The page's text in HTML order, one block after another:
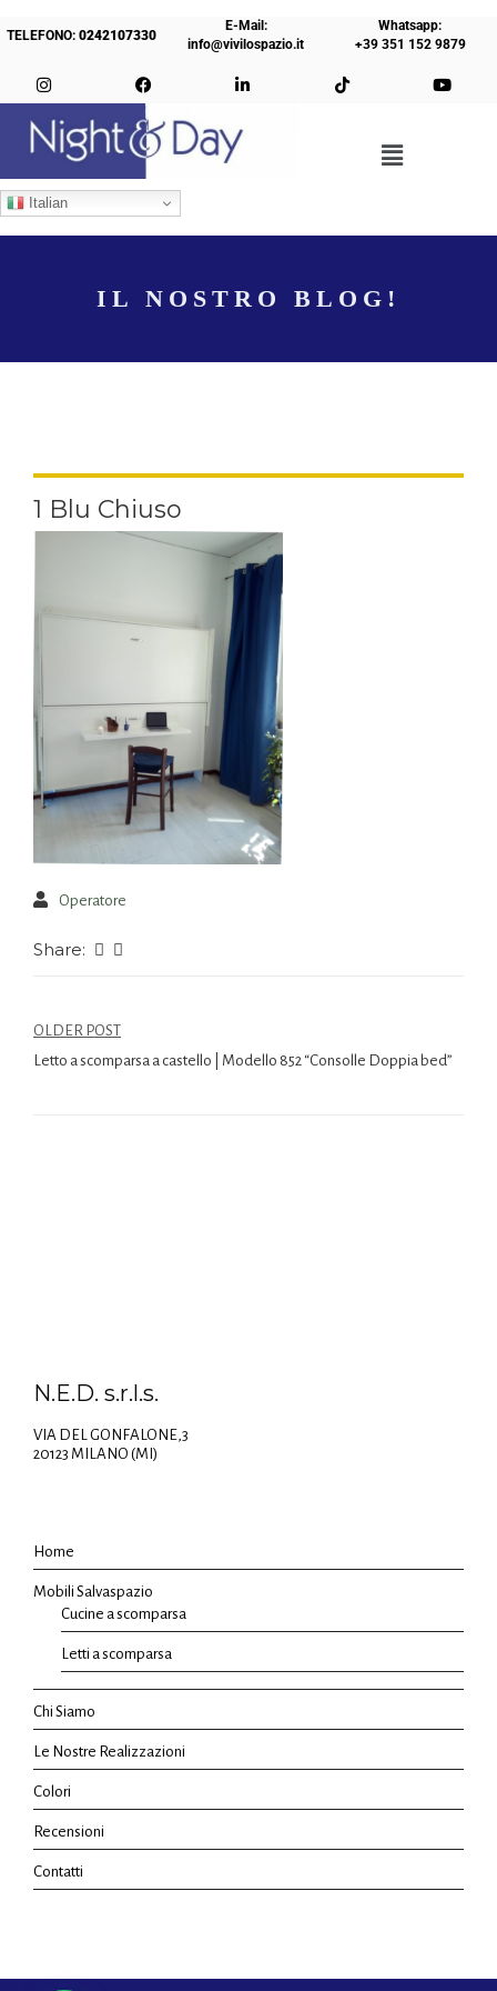
TELEFONO:0242107330
E-Mail:
info@vivilospazio.it
Whatsapp:
+39 351 152 9879
Italian
IL NOSTRO BLOG!
1 Blu Chiuso
Operatore
Share:
OLDER POST
Letto a scomparsa a castello | Modello 852 “Consolle Doppia bed”
N.E.D. s.r.l.s.
VIA DEL GONFALONE,3
20123 MILANO (MI)
Home
Mobili Salvaspazio
Cucine a scomparsa
Letti a scomparsa
Chi Siamo
Le Nostre Realizzazioni
Colori
Recensioni
Contatti